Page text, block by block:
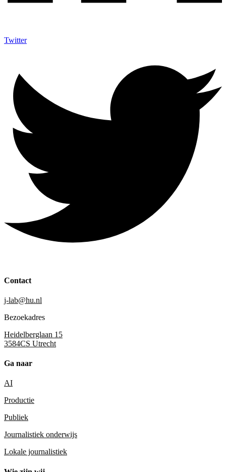
Twitter
Contact
j-lab@hu.nl
Bezoekadres
Heidelberglaan 15
3584CS Utrecht
Ga naar
AI
Productie
Publiek
Journalistiek onderwijs
Lokale journalistiek